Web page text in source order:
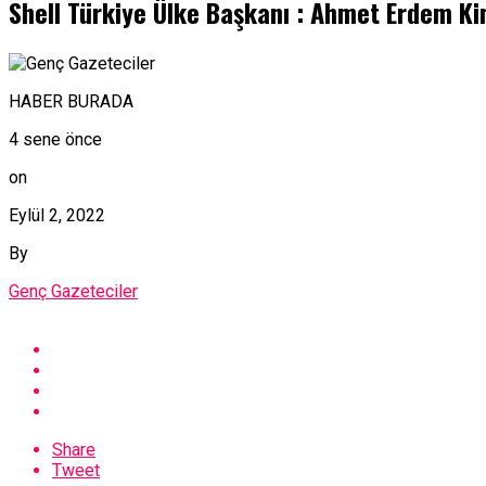
Shell Türkiye Ülke Başkanı : Ahmet Erdem
HABER BURADA
4 sene önce
on
Eylül 2, 2022
By
Genç Gazeteciler
Share
Tweet